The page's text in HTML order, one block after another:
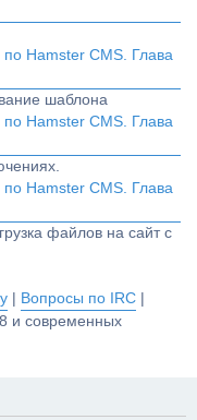
Hamster CMS. Глава
шаблона
Hamster CMS. Глава
Hamster CMS. Глава
файлов на сайт с
Вопросы по IRC
и современных